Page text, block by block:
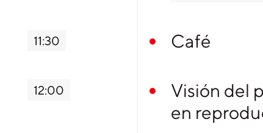
11:30 Café
12:00
Visión del
en